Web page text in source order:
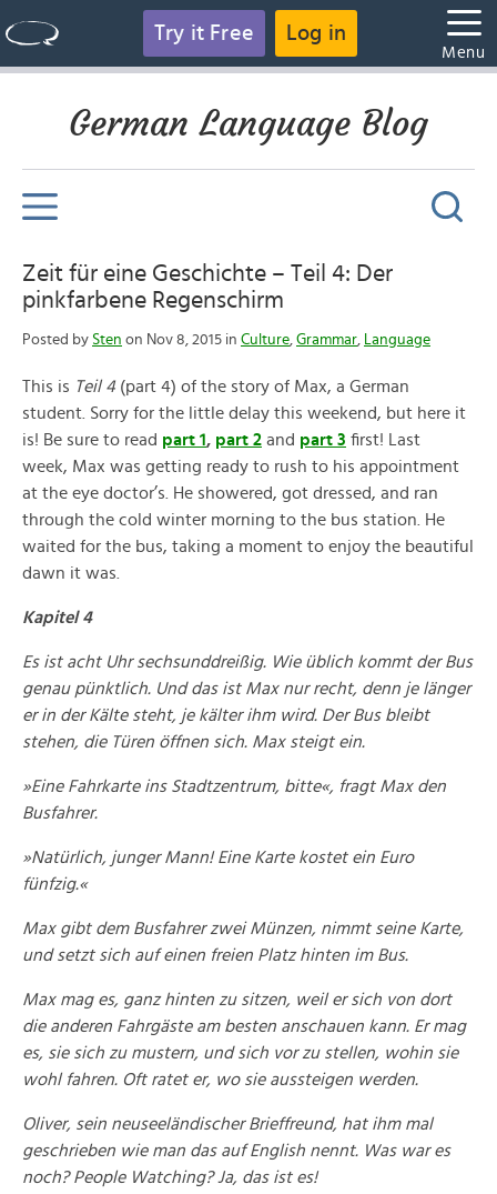
Try it Free Log in
Menu
German Language Blog
Zeit für eine Geschichte – Teil 4: Der
pinkfarbene Regenschirm
Posted by Sten on Nov 8, 2015 in Culture, Grammar, Language
This is Teil 4 (part 4) of the story of Max, a German
student. Sorry for the little delay this weekend, but here it
is! Be sure to read part 1, part 2 and part 3 first! Last
week, Max was getting ready to rush to his appointment
at the eye doctor’s. He showered, got dressed, and ran
through the cold winter morning to the bus station. He
waited for the bus, taking a moment to enjoy the beautiful
dawn it was.
Kapitel 4
Es ist acht Uhr sechsunddreißig. Wie üblich kommt der Bus
genau pünktlich. Und das ist Max nur recht, denn je länger
er in der Kälte steht, je kälter ihm wird. Der Bus bleibt
stehen, die Türen öffnen sich. Max steigt ein.
»Eine Fahrkarte ins Stadtzentrum, bitte«, fragt Max den
Busfahrer.
»Natürlich, junger Mann! Eine Karte kostet ein Euro
fünfzig.«
Max gibt dem Busfahrer zwei Münzen, nimmt seine Karte,
und setzt sich auf einen freien Platz hinten im Bus.
Max mag es, ganz hinten zu sitzen, weil er sich von dort
die anderen Fahrgäste am besten anschauen kann. Er mag
es, sie sich zu mustern, und sich vor zu stellen, wohin sie
wohl fahren. Oft ratet er, wo sie aussteigen werden.
Oliver, sein neuseeländischer Brieffreund, hat ihm mal
geschrieben wie man das auf English nennt. Was war es
noch? People Watching? Ja, das ist es!